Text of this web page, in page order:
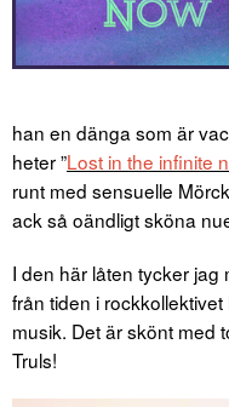
han en dänga som är
heter ”Lost in the infinite
runt med sensuelle
ack så oändligt sköna
I den här låten tycker jag
från tiden i
musik. Det är skönt med
Truls!